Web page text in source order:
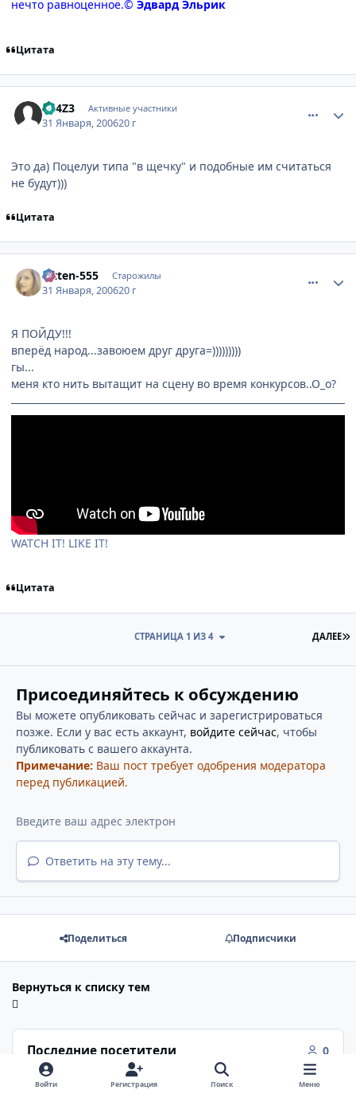
нечто равноценное.© Эдвард Эльрик
Цитата
BL4Z3 Активные участники
31 Января, 200620 г
Это да) Поцелуи типа "в щечку" и подобные им считаться
не будут)))
Цитата
Kitten-555 Старожилы
31 Января, 200620 г
Я ПОЙДУ!!!
вперёд народ...завоюем друг друга=)))))))))
гы...
меня кто нить вытащит на сцену во время конкурсов..О_о?
WATCH IT! LIKE IT!
Цитата
ДАЛЕЕ
СТРАНИЦА 1 ИЗ 4
Присоединяйтесь к обсуждению
Вы можете опубликовать сейчас и зарегистрироваться
позже. Если у вас есть аккаунт, войдите сейчас, чтобы
публиковать с вашего аккаунта.
Примечание: Ваш пост требует одобрения модератора
перед публикацией.
Ответить на эту тему...
Поделиться Подписчики
Вернуться к списку тем
Последние посетители 0
Войти Регистрация Поиск Меню